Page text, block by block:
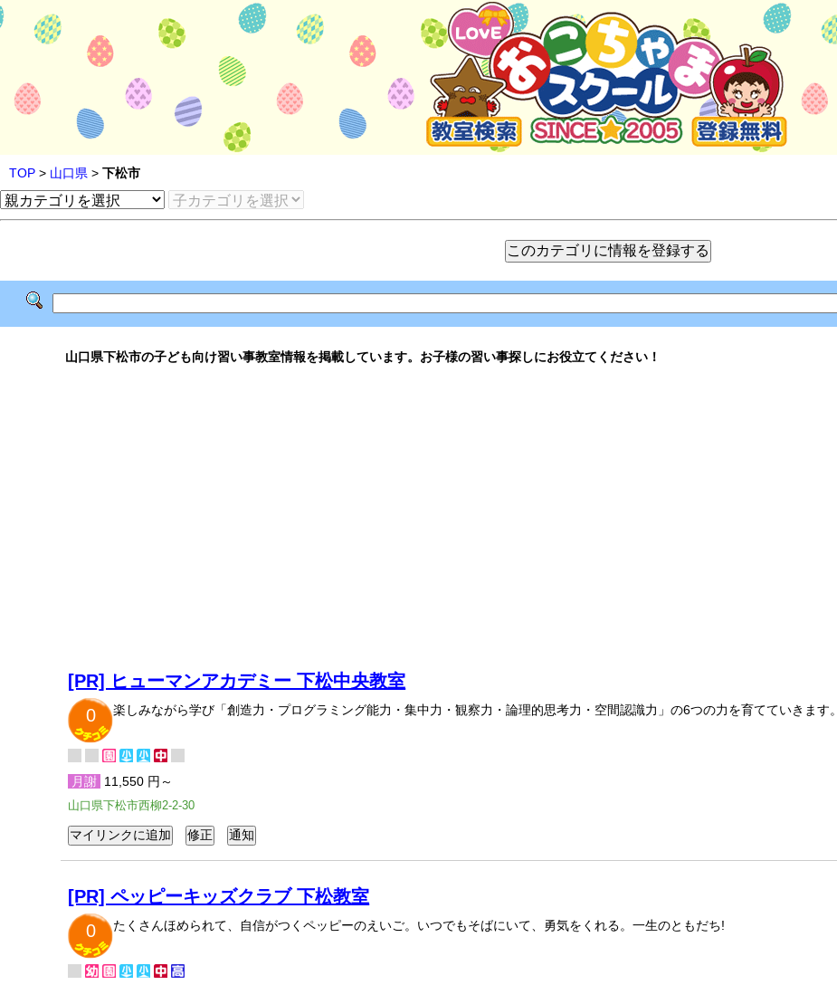
TOP > 山口県 > 下松市
山口県下松市の子ども向け習い事教室情報を掲載しています。お子様の習い事探しにお役立てください！
[PR] ヒューマンアカデミー 下松中央教室
0
楽しみながら学び「創造力・プログラミング能力・集中力・観察力・論理的思考力・空間認識力」の6つの力を育てていきます。
月謝 11,550 円～
山口県下松市西柳2-2-30
[PR] ペッピーキッズクラブ 下松教室
0
たくさんほめられて、自信がつくペッピーのえいご。いつでもそばにいて、勇気をくれる。一生のともだち!